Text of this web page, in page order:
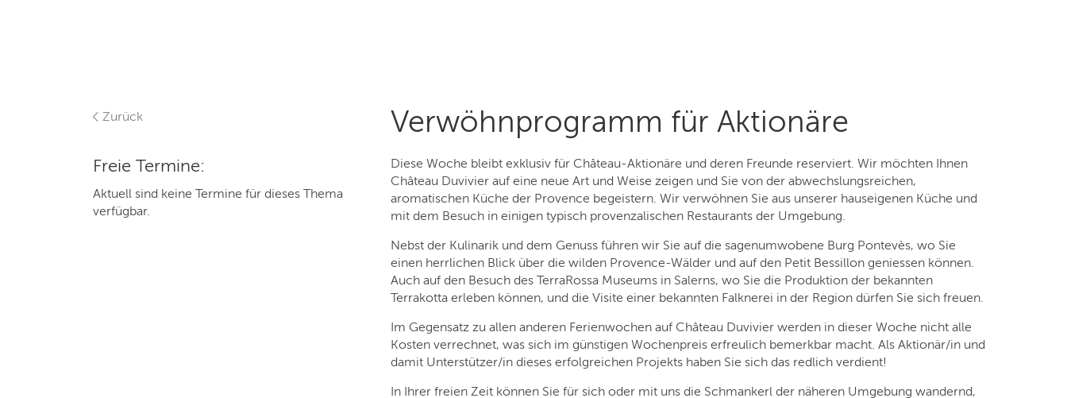
Zurück Verwöhnprogramm für Aktionäre
Freie Termine:
Aktuell sind keine Termine für dieses Thema
verfügbar.
Diese Woche bleibt exklusiv für Château-Aktionäre und deren Freunde reserviert. Wir möchten Ihnen
Château Duvivier auf eine neue Art und Weise zeigen und Sie von der abwechslungsreichen,
aromatischen Küche der Provence begeistern. Wir verwöhnen Sie aus unserer hauseigenen Küche und
mit dem Besuch in einigen typisch provenzalischen Restaurants der Umgebung.
Nebst der Kulinarik und dem Genuss führen wir Sie auf die sagenumwobene Burg Pontevès, wo Sie
einen herrlichen Blick über die wilden Provence-Wälder und auf den Petit Bessillon geniessen können.
Auch auf den Besuch des TerraRossa Museums in Salerns, wo Sie die Produktion der bekannten
Terrakotta erleben können, und die Visite einer bekannten Falknerei in der Region dürfen Sie sich freuen.
Im Gegensatz zu allen anderen Ferienwochen auf Château Duvivier werden in dieser Woche nicht alle
Kosten verrechnet, was sich im günstigen Wochenpreis erfreulich bemerkbar macht. Als Aktionär/in und
damit Unterstützer/in dieses erfolgreichen Projekts haben Sie sich das redlich verdient!
In Ihrer freien Zeit können Sie für sich oder mit uns die Schmankerl der näheren Umgebung wandernd,